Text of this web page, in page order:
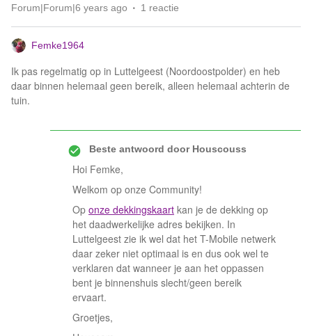
Forum|Forum|6 years ago 1 reactie
Femke1964
Ik pas regelmatig op in Luttelgeest (Noordoostpolder) en heb
daar binnen helemaal geen bereik, alleen helemaal achterin de
tuin.
Beste antwoord doorHouscouss
Hoi Femke,
Welkom op onze Community!
Op onze dekkingskaart kan je de dekking op
het daadwerkelijke adres bekijken. In
Luttelgeest zie ik wel dat het T-Mobile netwerk
daar zeker niet optimaal is en dus ook wel te
verklaren dat wanneer je aan het oppassen
bent je binnenshuis slecht/geen bereik
ervaart.
Groetjes,